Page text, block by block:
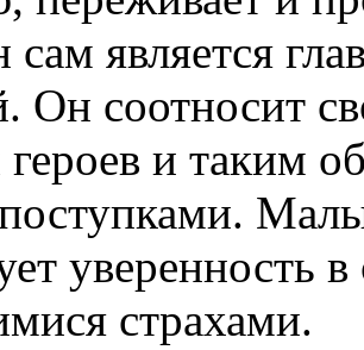
сам является
Он соотносит
и таким
уверенность
страхами.